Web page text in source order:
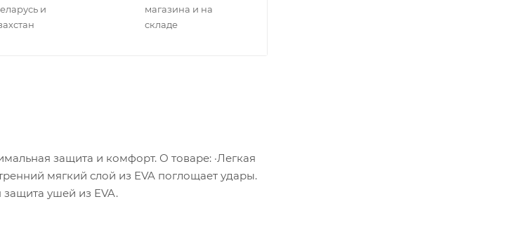
и
магазина и на
складе
защита и комфорт. О товаре: ·Легкая
мягкий слой из EVA поглощает удары.
ушей из EVA.